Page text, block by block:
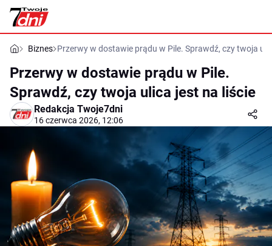
Biznes Przerwy w dostawie prądu w Pile. Sprawdź, czy twoja
Przerwy w dostawie prądu w Pile.
Sprawdź, czy twoja ulica jest na liście
Redakcja Twoje7dni
16 czerwca 2026, 12:06